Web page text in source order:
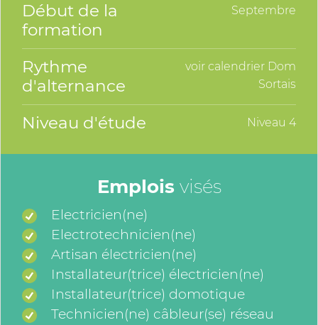
Début de la
formation
Septembre
Rythme
d'alternance
voir calendrier Dom
Sortais
Niveau d'étude Niveau 4
Emplois visés
Electricien(ne)
Electrotechnicien(ne)
Artisan électricien(ne)
Installateur(trice) électricien(ne)
Installateur(trice) domotique
Technicien(ne) câbleur(se) réseau